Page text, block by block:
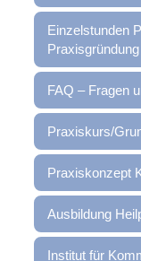
Einzelstunden
Praxisgründung
FAQ – Fragen
Praxiskurs/
Praxiskonzept
Ausbildung
Institut für